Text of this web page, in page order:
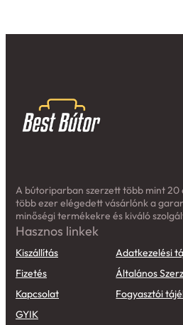
több ezer elégedett vásárlónk a
minőségi termékekre és kiváló
Hasznos linkek
Kiszállítás
Fizetés
Kapcsolat
GYIK
Általános
Fogyasztói